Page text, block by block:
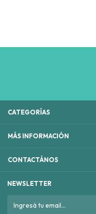
CATEGORÍAS
MÁS INFORMACIÓN
CONTACTÁNOS
NEWSLETTER